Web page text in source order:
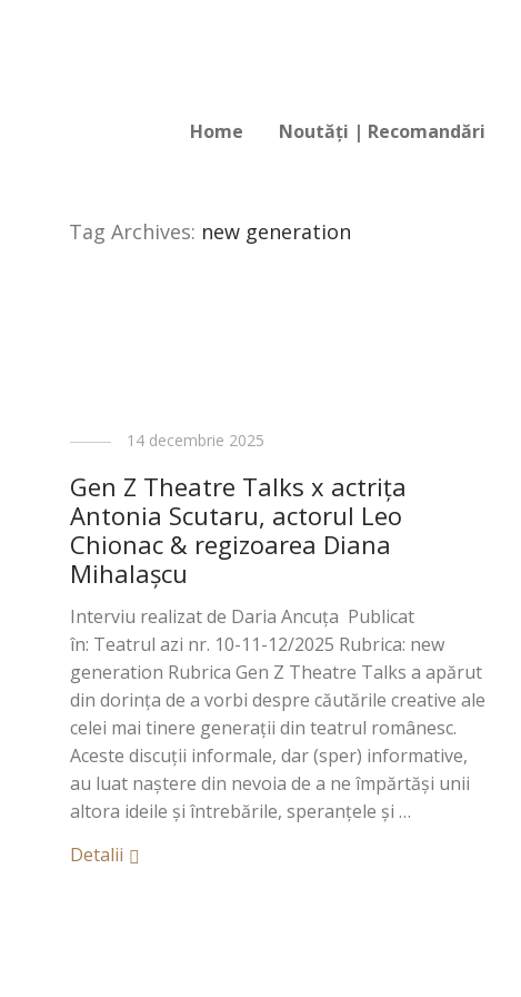
Home Noutăți | Recomandări
Tag Archives: new generation
14 decembrie 2025
Gen Z Theatre Talks x actrița
Antonia Scutaru, actorul Leo
Chionac & regizoarea Diana
Mihalașcu
Interviu realizat de Daria Ancuța Publicat
în: Teatrul azi nr. 10-11-12/2025 Rubrica: new
generation Rubrica Gen Z Theatre Talks a apărut
din dorința de a vorbi despre căutările creative ale
celei mai tinere generații din teatrul românesc.
Aceste discuții informale, dar (sper) informative,
au luat naștere din nevoia de a ne împărtăși unii
altora ideile și întrebările, speranțele și …
Detalii